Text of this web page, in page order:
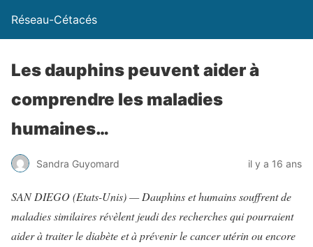
Réseau-Cétacés
Les dauphins peuvent aider à
comprendre les maladies
humaines…
Sandra Guyomard il y a 16 ans
SAN DIEGO (Etats-Unis) — Dauphins et humains souffrent de
maladies similaires révèlent jeudi des recherches qui pourraient
aider à traiter le diabète et à prévenir le cancer utérin ou encore